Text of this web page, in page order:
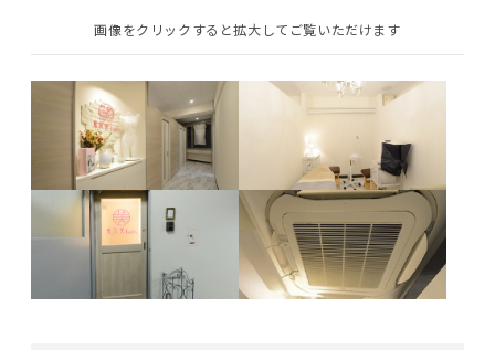
画像をクリックすると拡大してご覧いただけます